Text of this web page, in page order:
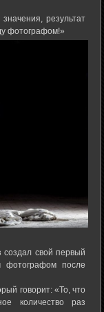
результат
фотографом!»
свой первый
фотографом после
говорит: «То, что
количество раз